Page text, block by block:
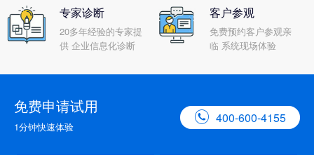
专家诊断
20多年经验的专家提
供 企业信息化诊断
客户参观
免费预约客户参观亲
临 系统现场体验
免费申请试用
1分钟快速体验
 400-600-4155